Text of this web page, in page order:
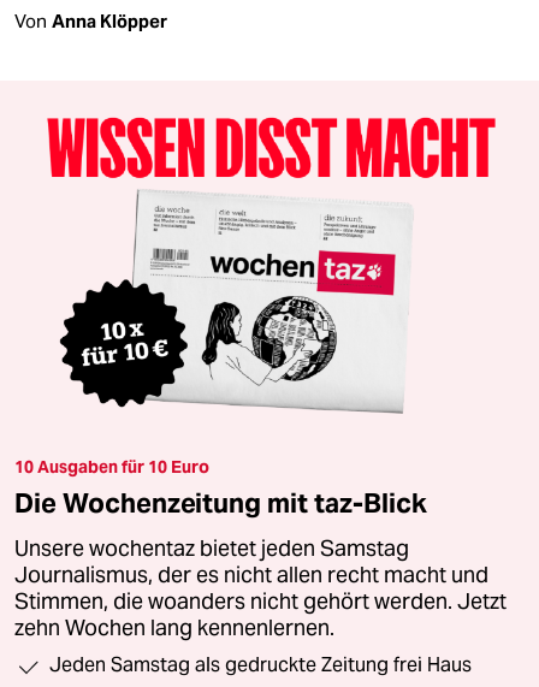
Von Anna Klöpper
10 Ausgaben für 10 Euro
Die Wochenzeitung mit taz-Blick
Unsere wochentaz bietet jeden Samstag
Journalismus, der es nicht allen recht macht und
Stimmen, die woanders nicht gehört werden. Jetzt
zehn Wochen lang kennenlernen.
Jeden Samstag als gedruckte Zeitung frei Haus